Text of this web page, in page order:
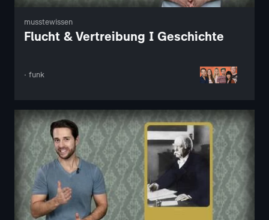
musstewissen
Flucht & Vertreibung I Geschichte
· funk